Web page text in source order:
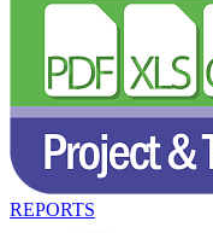
REPORTS